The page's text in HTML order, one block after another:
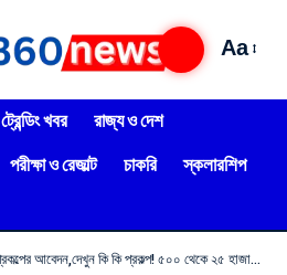
Aa
ট্রেন্ডিং খবর
রাজ্য ও দেশ
পরীক্ষা ও রেজাল্ট চাকরি
স্কলারশিপ
আবেদন,দেখুন কি কি প্রকল্প! ৫০০ থেকে ২৫ হাজার টাকা আবেদন করলে!